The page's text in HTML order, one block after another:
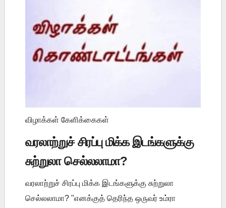
விழாக்கள் கேளிக்கைகள்
வரலாற்றுச் சிரப்பு மிக்க இடங்களுக்கு
சுற்றுலா செல்லலாமா?
வரலாற்றுச் சிரப்பு மிக்க இடங்களுக்கு சுற்றுலா
செல்லலாமா? "எனக்குத் தெரிந்த ஒருவர் உம்ரா